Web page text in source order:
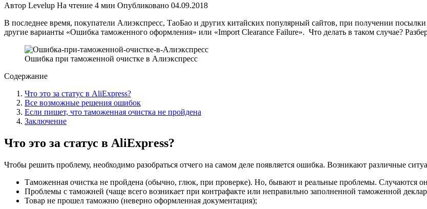
Автор Levelup На чтение 4 мин Опубликовано 04.09.2018
В последнее время, покупатели Алиэкспресс, ТаоБао и других китайских популярный сайтов, при получении
другие варианты «Ошибка таможенного оформления» или «Import Clearance Failure». Что делать в таком случае?
Ошибка при таможенной очистке в Алиэкспресс
Содержание
Что это за статус в AliExpress?
Все возможные решения ошибок
Если пишет, что таможенная очистка не пройдена
Заключение
Что это за статус в AliExpress?
Чтобы решить проблему, необходимо разобраться отчего на самом деле появляется ошибка. Возникают различные
Таможенная очистка не пройдена (обычно, глюк, при проверке). Но, бывают и реальные проблемы. Случаются
Проблемы с таможней (чаще всего возникает при контрафакте или неправильно заполненной таможенной
Товар не прошел таможню (неверно оформленная документация);